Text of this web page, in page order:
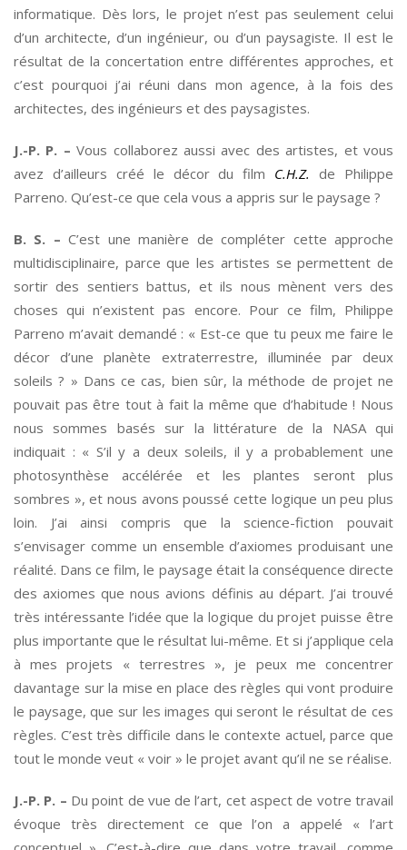
informatique. Dès lors, le projet n’est pas seulement celui
d’un architecte, d’un ingénieur, ou d’un paysagiste. Il est le
résultat de la concertation entre différentes approches, et
c’est pourquoi j’ai réuni dans mon agence, à la fois des
architectes, des ingénieurs et des paysagistes.
J.-P. P. – Vous collaborez aussi avec des artistes, et vous
avez d’ailleurs créé le décor du film C.H.Z. de Philippe
Parreno. Qu’est-ce que cela vous a appris sur le paysage ?
B. S. – C’est une manière de compléter cette approche
multidisciplinaire, parce que les artistes se permettent de
sortir des sentiers battus, et ils nous mènent vers des
choses qui n’existent pas encore. Pour ce film, Philippe
Parreno m’avait demandé : « Est-ce que tu peux me faire le
décor d’une planète extraterrestre, illuminée par deux
soleils ? » Dans ce cas, bien sûr, la méthode de projet ne
pouvait pas être tout à fait la même que d’habitude ! Nous
nous sommes basés sur la littérature de la NASA qui
indiquait : « S’il y a deux soleils, il y a probablement une
photosynthèse accélérée et les plantes seront plus
sombres », et nous avons poussé cette logique un peu plus
loin. J’ai ainsi compris que la science-fiction pouvait
s’envisager comme un ensemble d’axiomes produisant une
réalité. Dans ce film, le paysage était la conséquence directe
des axiomes que nous avions définis au départ. J’ai trouvé
très intéressante l’idée que la logique du projet puisse être
plus importante que le résultat lui-même. Et si j’applique cela
à mes projets « terrestres », je peux me concentrer
davantage sur la mise en place des règles qui vont produire
le paysage, que sur les images qui seront le résultat de ces
règles. C’est très difficile dans le contexte actuel, parce que
tout le monde veut « voir » le projet avant qu’il ne se réalise.
J.-P. P. – Du point de vue de l’art, cet aspect de votre travail
évoque très directement ce que l’on a appelé « l’art